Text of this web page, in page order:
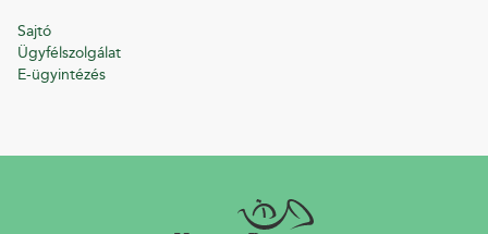
Sajtó
Ügyfélszolgálat
E-ügyintézés